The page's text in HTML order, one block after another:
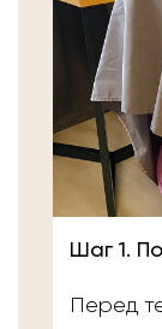
Шаг 1.
Перед